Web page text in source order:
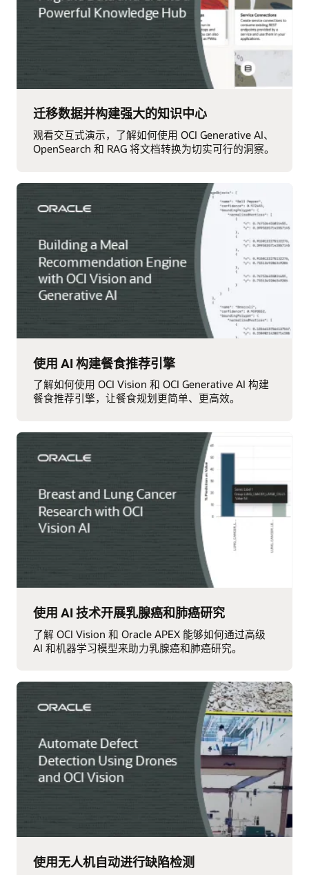
迁移数据并构建强大的知识中心
观看交互式演示，了解如何使用 OCI Generative AI、
OpenSearch 和 RAG 将文档转换为切实可行的洞察。
使用 AI 构建餐食推荐引擎
了解如何使用 OCI Vision 和 OCI Generative AI 构建
餐食推荐引擎，让餐食规划更简单、更高效。
使用 AI 技术开展乳腺癌和肺癌研究
了解 OCI Vision 和 Oracle APEX 能够如何通过高级
AI 和机器学习模型来助力乳腺癌和肺癌研究。
使用无人机自动进行缺陷检测